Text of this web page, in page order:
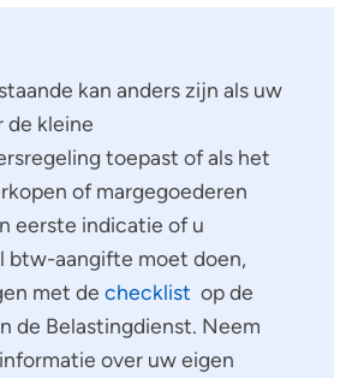
kan anders zijn als uw
de kleine
toepast of als het
of margegoederen
eerste indicatie of u
btw-aangifte moet doen,
met de checklist op de
de Belastingdienst. Neem
over uw eigen